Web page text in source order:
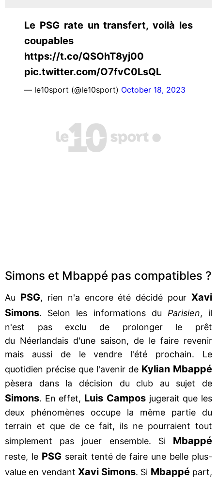
Le PSG rate un transfert, voilà les
coupables
https://t.co/QSOhT8yj00
pic.twitter.com/O7fvC0LsQL
— le10sport (@le10sport) October 18, 2023
Simons et Mbappé pas compatibles ?
Au PSG, rien n'a encore été décidé pour Xavi
Simons. Selon les informations du Parisien, il
n'est pas exclu de prolonger le prêt
du Néerlandais d'une saison, de le faire revenir
mais aussi de le vendre l'été prochain. Le
quotidien précise que l'avenir de Kylian Mbappé
pèsera dans la décision du club au sujet de
Simons. En effet, Luis Camposjugerait que les
deux phénomènes occupe la même partie du
terrain et que de ce fait, ils ne pourraient tout
simplement pas jouer ensemble. Si Mbappé
reste, le PSGserait tenté de faire une belle plus-
value en vendant Xavi Simons. Si Mbappépart,